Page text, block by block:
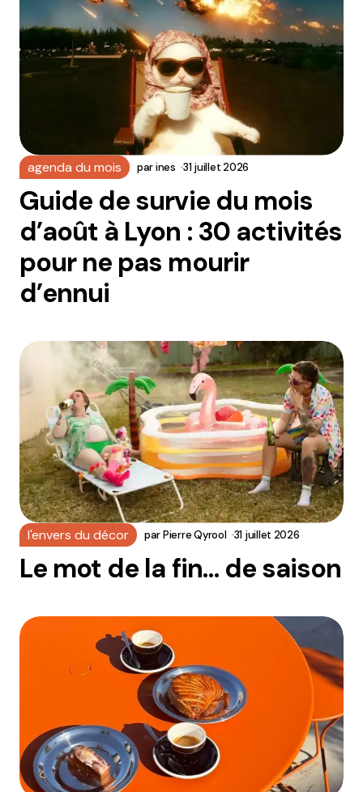
agenda du mois parines 31 juillet 2026
Guide de survie du mois
d’août à Lyon : 30 activités
pour ne pas mourir
d’ennui
l'envers du décor parPierre Qyrool 31 juillet 2026
Le mot de la fin… de saison